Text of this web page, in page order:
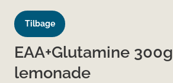
Tilbage
EAA+Glutamine
lemonade